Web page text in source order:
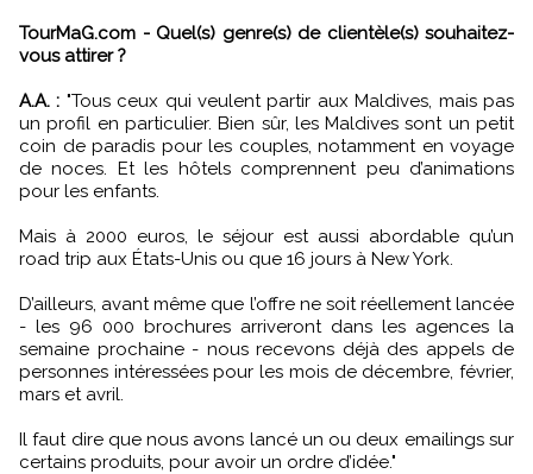
TourMaG.com - Quel(s) genre(s) de clientèle(s) souhaitez-
vous attirer ?
A.A. : "Tous ceux qui veulent partir aux Maldives, mais pas
un profil en particulier. Bien sûr, les Maldives sont un petit
coin de paradis pour les couples, notamment en voyage
de noces. Et les hôtels comprennent peu d’animations
pour les enfants.
Mais à 2000 euros, le séjour est aussi abordable qu’un
road trip aux États-Unis ou que 16 jours à New York.
D’ailleurs, avant même que l’offre ne soit réellement lancée
- les 96 000 brochures arriveront dans les agences la
semaine prochaine - nous recevons déjà des appels de
personnes intéressées pour les mois de décembre, février,
mars et avril.
Il faut dire que nous avons lancé un ou deux emailings sur
certains produits, pour avoir un ordre d’idée."